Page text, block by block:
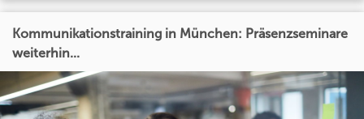
Kommunikationstraining in München: Präsenzseminare
weiterhin...